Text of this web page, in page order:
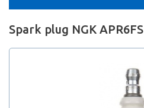
Spark plug NGK APR6FS